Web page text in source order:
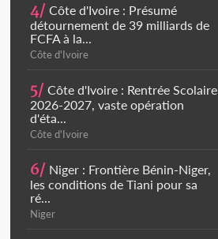
4/ Côte d'Ivoire : Présumé
détournement de 39 milliards de
FCFA à la...
Côte d'Ivoire
5/ Côte d'Ivoire : Rentrée Scolaire
2026-2027, vaste opération
d'éta...
Côte d'Ivoire
6/ Niger : Frontière Bénin-Niger,
les conditions de Tiani pour sa
ré...
Niger